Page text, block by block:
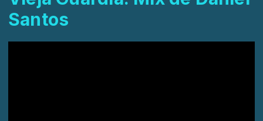
Santos